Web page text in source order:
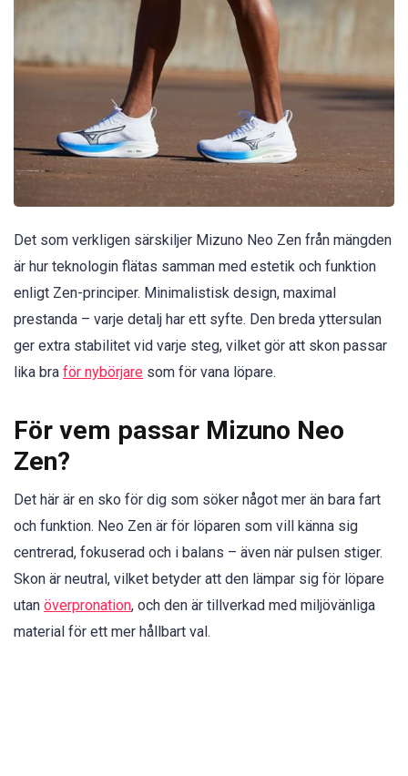
Det som verkligen särskiljer Mizuno Neo Zen från mängden
är hur teknologin flätas samman med estetik och funktion
enligt Zen-principer. Minimalistisk design, maximal
prestanda – varje detalj har ett syfte. Den breda yttersulan
ger extra stabilitet vid varje steg, vilket gör att skon passar
lika bra för nybörjare som för vana löpare.
För vem passar Mizuno Neo
Zen?
Det här är en sko för dig som söker något mer än bara fart
och funktion. Neo Zen är för löparen som vill känna sig
centrerad, fokuserad och i balans – även när pulsen stiger.
Skon är neutral, vilket betyder att den lämpar sig för löpare
utan överpronation, och den är tillverkad med miljövänliga
material för ett mer hållbart val.